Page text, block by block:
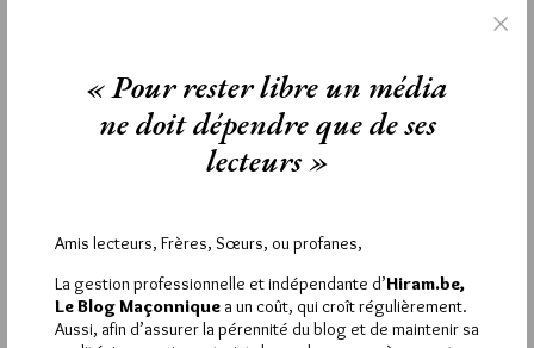
25 MARS 2013 À 3H15 / RÉPONDRE
J aime le concept de serviteurs de l Antéchrist!!! Je remarque
que la chasse aux sorcières se poursuit en 2013 dans ces
24 MARS 2013 À 21H16 / RÉPONDRE
il ont vraiment que sa à faire!
« Pour rester libre un média
ne doit dépendre que de ses
lecteurs »
Amis lecteurs, Frères, Sœurs, ou profanes,
La gestion professionnelle et indépendante d’Hiram.be,
Le Blog Maçonnique a un coût, qui croît régulièrement.
Aussi, afin d’assurer la pérennité du blog et de maintenir sa